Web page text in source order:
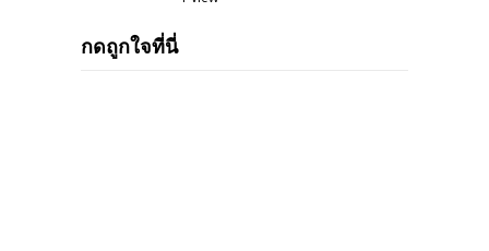
กดถูกใจที่นี่